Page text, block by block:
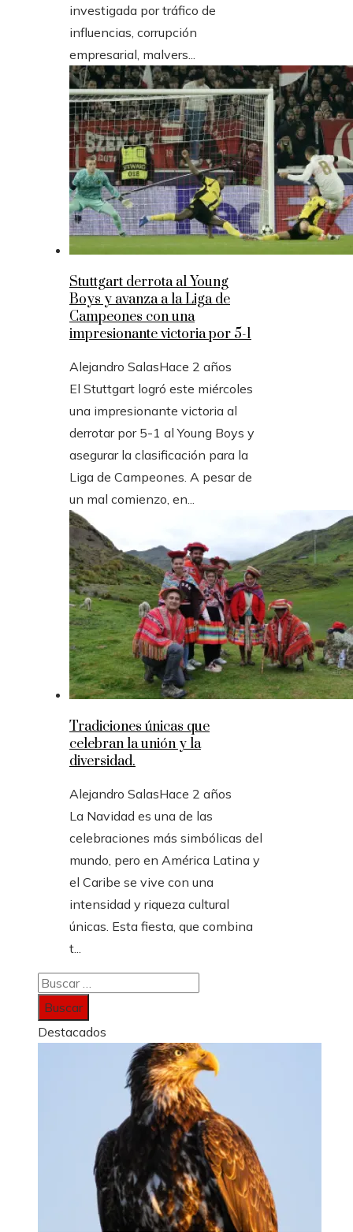
investigada por tráfico de
influencias, corrupción
empresarial, malvers...
Stuttgart derrota al Young
Boys y avanza a la Liga de
Campeones con una
impresionante victoria por 5-1
Alejandro SalasHace 2 años
El Stuttgart logró este miércoles
una impresionante victoria al
derrotar por 5-1 al Young Boys y
asegurar la clasificación para la
Liga de Campeones. A pesar de
un mal comienzo, en...
Tradiciones únicas que
celebran la unión y la
diversidad.
Alejandro SalasHace 2 años
La Navidad es una de las
celebraciones más simbólicas del
mundo, pero en América Latina y
el Caribe se vive con una
intensidad y riqueza cultural
únicas. Esta fiesta, que combina
t...
Buscar:
Destacados